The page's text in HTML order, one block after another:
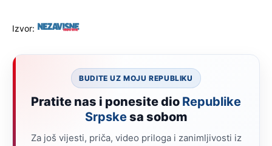
Izvor:
BUDITE UZ MOJU REPUBLIKU
Pratite nas i ponesite dio Republike
Srpskesa sobom
Za još vijesti, priča, video priloga i zanimljivosti iz